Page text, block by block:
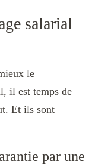
salarial
le
il est temps de
Et ils sont
par une